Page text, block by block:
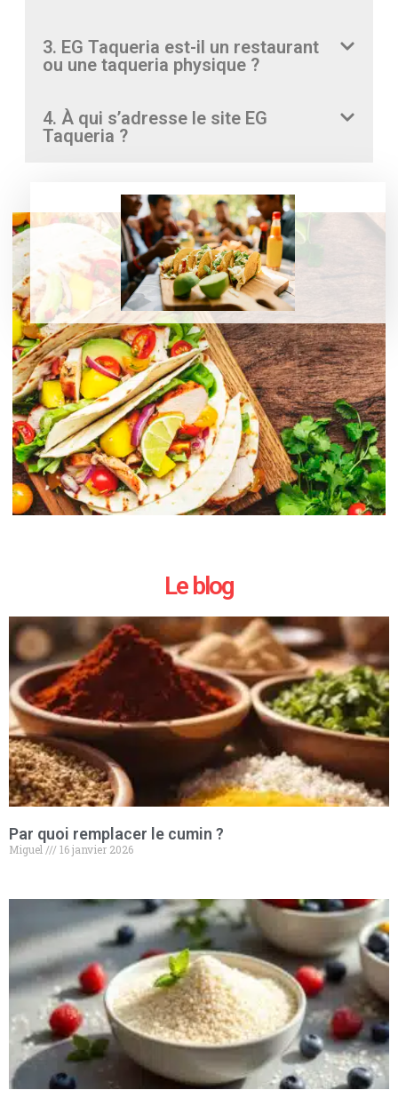
3. EG Taqueria est-il un restaurant
ou une taqueria physique ?
4. À qui s’adresse le site EG
Taqueria ?
Le blog
Par quoi remplacer le cumin​​ ?
Miguel 16 janvier 2026